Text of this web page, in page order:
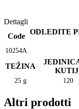
Dettagli
Code
ODLEDITE
10254A
TEŽINA
25 g 120
Altri prodotti